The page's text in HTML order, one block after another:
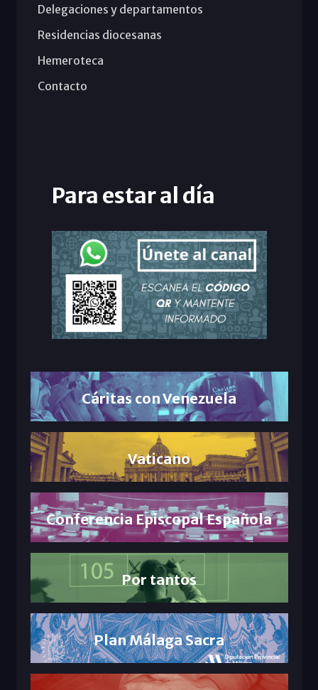
Delegaciones y departamentos
Residencias diocesanas
Hemeroteca
Contacto
Para estar al día
Cáritas con Venezuela
Vaticano
Conferencia Episcopal Española
Por tantos
Plan Málaga Sacra